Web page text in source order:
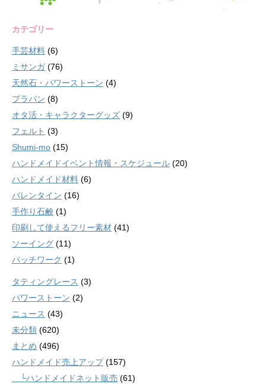
カテゴリー
手芸材料 (6)
ミサンガ(76)
天然石・パワーストーン (4)
プラバン (8)
オタ活・キャラクターグッズ (9)
フェルト (3)
Shumi-mo (15)
ハンドメイドイベント情報・スケジュール (20)
ハンドメイド材料 (6)
バレンタイン (16)
手作り石鹸 (1)
印刷して使えるフリー素材 (41)
ソーイング (11)
パッチワーク (1)
タティングレース (3)
パワーストーン (2)
ニュース (43)
未分類 (620)
まとめ (496)
ハンドメイド売上アップ(157)
└ハンドメイドネット販売 (61)